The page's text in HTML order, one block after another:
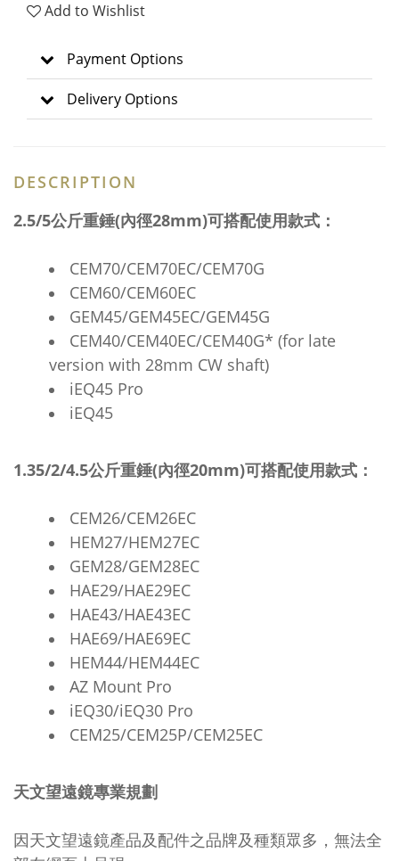
Add to Wishlist
Payment Options
Delivery Options
DESCRIPTION
2.5/5公斤重錘(內徑28mm)可搭配使用款式：
CEM70/CEM70EC/CEM70G
CEM60/CEM60EC
GEM45/GEM45EC/GEM45G
CEM40/CEM40EC/CEM40G* (for late
version with 28mm CW shaft)
iEQ45 Pro
iEQ45
1.35/2/4.5公斤重錘(內徑20mm)可搭配使用款式：
CEM26/CEM26EC
HEM27/HEM27EC
GEM28/GEM28EC
HAE29/HAE29EC
HAE43/HAE43EC
HAE69/HAE69EC
HEM44/HEM44EC
AZ Mount Pro
iEQ30/iEQ30 Pro
CEM25/CEM25P/CEM25EC
天文望遠鏡專業規劃
因天文望遠鏡產品及配件之品牌及種類眾多，無法全